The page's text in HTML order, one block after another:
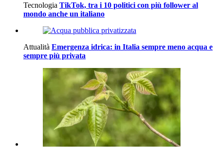
Tecnologia TikTok, tra i 10 politici con più follower al
mondo anche un italiano
Attualità Emergenza idrica: in Italia sempre meno acqua e
sempre più privata